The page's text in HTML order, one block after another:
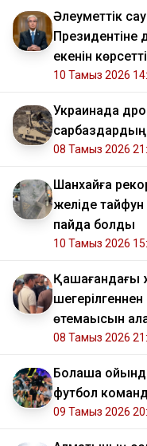
Әлеуметтік
Президентіне
екенін көрсетті
10 Тамыз 2026
Украинада
08 Тамыз 2026
Шанхайға
желіде
пайда болды
10 Тамыз 2026
Қашағандағы
өтемақысын
08 Тамыз 2026
Болашақ
футбол
09 Тамыз 2026